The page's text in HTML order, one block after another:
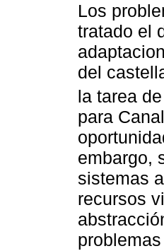
Los
tratado el
del
la tarea
para
embargo,
sistemas
recursos